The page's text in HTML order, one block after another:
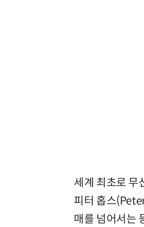
세계 최초로
피터 홉스
매를 넘어서는